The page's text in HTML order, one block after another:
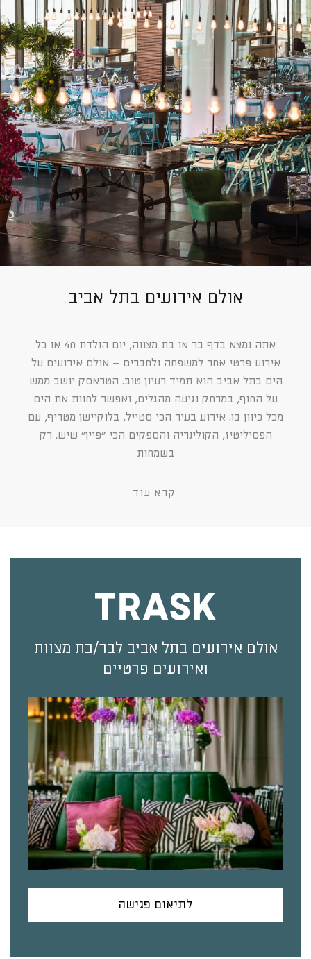
אולם אירועים בתל אביב
אתה נמצא בדף בר או בת מצווה, יום הולדת 40 או כל
אירוע פרטי אחר למשפחה ולחברים – אולם אירועים על
הים בתל אביב הוא תמיד רעיון טוב. הטראסק יושב ממש
על החוף, במרחק נגיעה מהגלים, ואפשר לחוות את הים
מכל כיוון בו. אירוע בעיר הכי סטייל, בלוקיישן מטריף, עם
הפסיליטיז, הקולינריה והספקים הכי ״פיין״ שיש. רק
בשמחות
קרא עוד
אולם אירועים בתל אביב לבר/בת מצוות
ואירועים פרטיים
לתיאום פגישה